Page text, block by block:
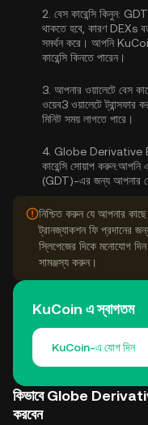
2. বেস কারেন্সি কিনুন: GDT
থাকতে হবে, কারণ DEXs
সমর্থন করে। আপনি
কারেন্সি কিনতে পারেন।
3. আপনার ওয়ালেটে বেস
ওয়েব3 ওয়ালেটে ট্রান্সফার
মিনিট সময় লাগতে পারে।
4. Globe Derivative
কারেন্সি সোয়াপ করুন:আপনি
(GDT)-এর জন্য আপনার
নিশ্চিত করুন যে আপনার
ট্রানজ্যাকশন ফি প্রদানের
স্লিপেজের দিকে মনোযোগ
সামঞ্জস্য করুন।
KuCoin এ স্বাগতম
KuCoin-এ যোগ দিন
কিভাবে Globe
করবেন